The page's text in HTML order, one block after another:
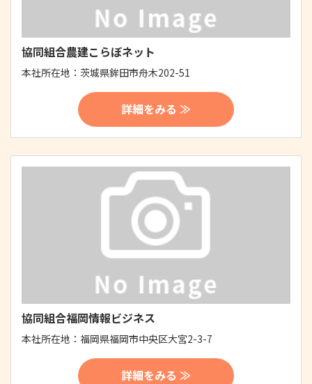
協同組合農建こらぼネット
本社所在地： 茨城県鉾田市舟木202-51
詳細をみる ≫
協同組合福岡情報ビジネス
本社所在地： 福岡県福岡市中央区大宮2-3-7
詳細をみる ≫